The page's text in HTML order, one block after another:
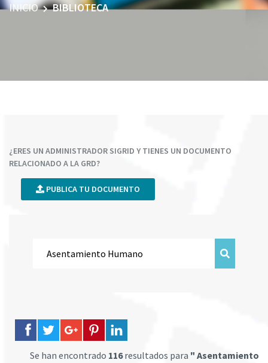
INICIO BIBLIOTECA
¿ERES UN ADMINISTRADOR SIGRID Y TIENES UN DOCUMENTO
RELACIONADO A LA GRD?
PUBLICA TU DOCUMENTO
Se han encontrado 116resultados para " Asentamiento